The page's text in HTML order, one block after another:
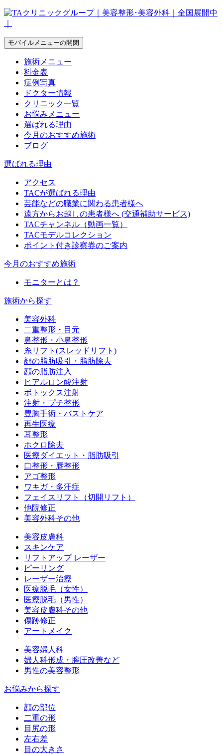
モバイルメニューの開閉
施術メニュー
料金表
症例写真
ドクター情報
クリニック一覧
お悩みメニュー
選ばれる理由
今月のおすすめ施術
ブログ
選ばれる理由
アクセス
TACが選ばれる理由
芸能などの職業に関わる患者様へ
遠方からお越しの患者様へ (交通補助サービス)
TACチャンネル（動画一覧）
TACモデルコレクション
ポイント付き診察券のご案内
今月のおすすめ施術
モニターとは？
施術から探す
美容外科
二重整形・目元
鼻整形・小鼻整形
糸リフト(スレッドリフト)
顔の脂肪吸引・脂肪除去
顔の脂肪注入
ヒアルロン酸注射
ボトックス注射
注射・プチ整形
豊胸手術・バストケア
再生医療
耳整形
ホクロ除去
医療ダイエット・脂肪吸引
口整形・唇整形
アゴ整形
ワキガ・多汗症
フェイスリフト（切開リフト）
他院修正
美容外科その他
美容皮膚科
スキンケア
リフトアップ レーザー
ピーリング
レーザー治療
医療脱毛（女性）
医療脱毛（男性）
美容皮膚科その他
傷跡修正
アートメイク
美容婦人科
婦人科形成・膣圧改善など
男性の美容整形
お悩みから探す
顔の部位
二重の形
目尻の形
左右差
目の大きさ